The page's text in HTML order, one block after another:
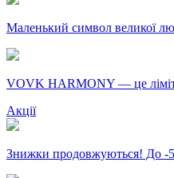
Маленький символ великої
VOVK HARMONY — це
Акції
Знижки продовжуються! До -